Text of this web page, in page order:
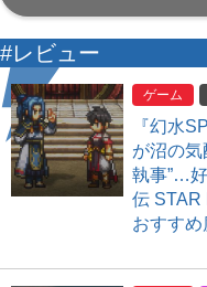
#レビュー
ゲーム
『幻水
が沼の気
執事”…
伝 STAR
おすすめ